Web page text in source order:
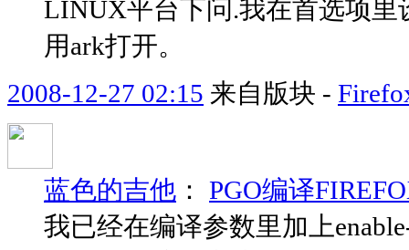
LINUX平台下问.我在首选项
用ark打开。
2008-12-27 02:15 来自版块 -
蓝色的吉他 ： PGO编译
我已经在编译参数里加上